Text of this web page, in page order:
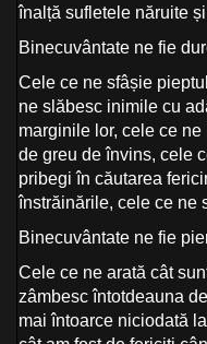
înalță sufletele năruite
Binecuvântate ne fie
Cele ce ne sfâșie
ne slăbesc inimile cu
marginile lor, cele ce
de greu de învins, cele
pribegi în căutarea
înstrăinările, cele ce ne
Binecuvântate ne fie
Cele ce ne arată cât
zâmbesc întotdeauna
mai întoarce niciodată